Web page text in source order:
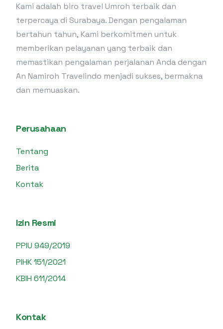
Kami adalah biro travel Umroh terbaik dan
terpercaya di Surabaya. Dengan pengalaman
bertahun tahun, Kami berkomitmen untuk
memberikan pelayanan yang terbaik dan
memastikan pengalaman perjalanan Anda dengan
An Namiroh Travelindo menjadi sukses, bermakna
dan memuaskan.
Perusahaan
Tentang
Berita
Kontak
Izin Resmi
PPIU 949/2019
PIHK 151/2021
KBIH 611/2014
Kontak